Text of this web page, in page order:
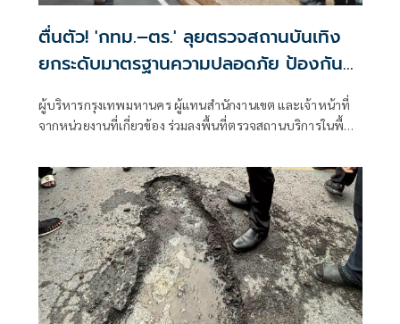
ตื่นตัว! 'กทม.–ตร.' ลุยตรวจสถานบันเทิง
ยกระดับมาตรฐานความปลอดภัย ป้องกัน
ผู้บริหารกรุงเทพมหานคร ผู้แทนสำนักงานเขต และเจ้าหน้าที่
จากหน่วยงานที่เกี่ยวข้อง ร่วมลงพื้นที่ตรวจสถานบริการในพื้นที่
ปลอดภัย